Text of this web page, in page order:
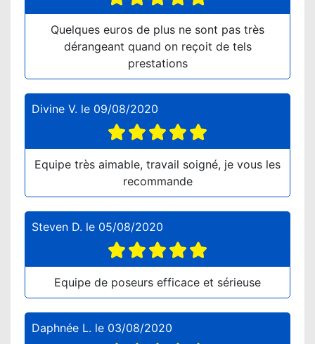
Quelques euros de plus ne sont pas très
dérangeant quand on reçoit de tels
prestations
Divine V. le 09/08/2020
Equipe très aimable, travail soigné, je vous les
recommande
Steven D. le 05/08/2020
Equipe de poseurs efficace et sérieuse
Daphnée L. le 03/08/2020